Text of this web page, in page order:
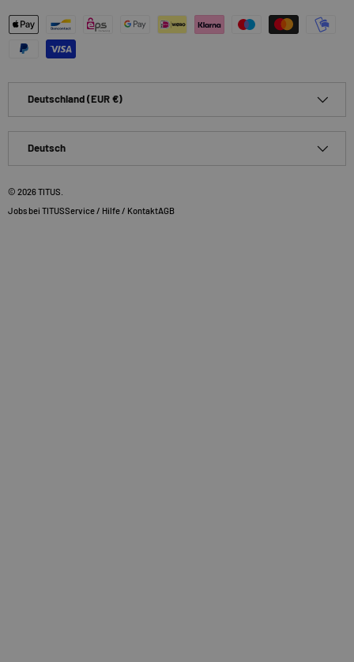
Zahlungsmethoden
Deutschland (EUR €)
Deutsch
© 2026TITUS
Jobs bei TITUSService / Hilfe / KontaktAGB